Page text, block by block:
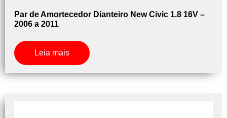
Par de Amortecedor Dianteiro New Civic 1.8 16V –
2006 a 2011
Leia mais